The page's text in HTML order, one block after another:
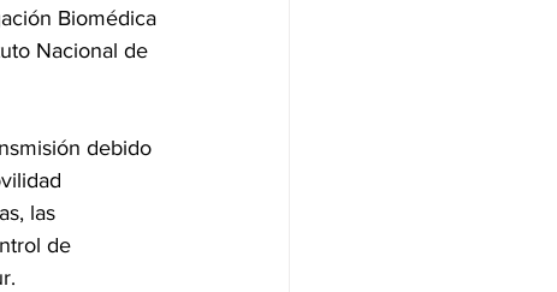
Biomédica
Nacional de
debido
las
de